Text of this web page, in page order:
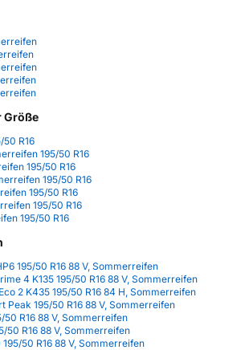
Größe
R16
195/50 R16
195/50 R16
195/50 R16
195/50 R16
195/50 R16
195/50 R16
195/50 R16 88 V, Sommerreifen
4 K135 195/50 R16 88 V, Sommerreifen
2 K435 195/50 R16 84 H, Sommerreifen
Peak 195/50 R16 88 V, Sommerreifen
50 R16 88 V, Sommerreifen
50 R16 88 V, Sommerreifen
50 R16 88 V, Sommerreifen